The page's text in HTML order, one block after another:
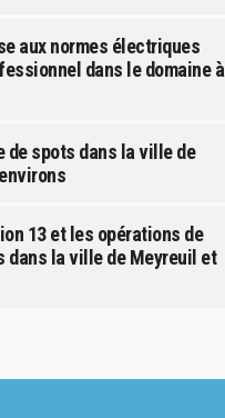
aux normes électriques
dans le domaine à
de spots dans la ville de
13 et les opérations de
dans la ville de Meyreuil et